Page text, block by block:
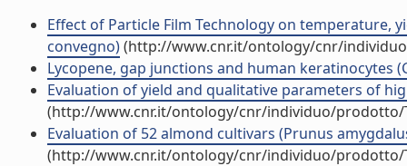
Effect of Particle Film Technology on
convegno)(http://www.cnr.it/ontology/cnr/
Lycopene, gap junctions and human keratinocytes
Evaluation of yield and qualitative parameters of
(http://www.cnr.it/ontology/cnr/individuo/prodotto/
Evaluation of 52 almond cultivars (Prunus
(http://www.cnr.it/ontology/cnr/individuo/prodotto/